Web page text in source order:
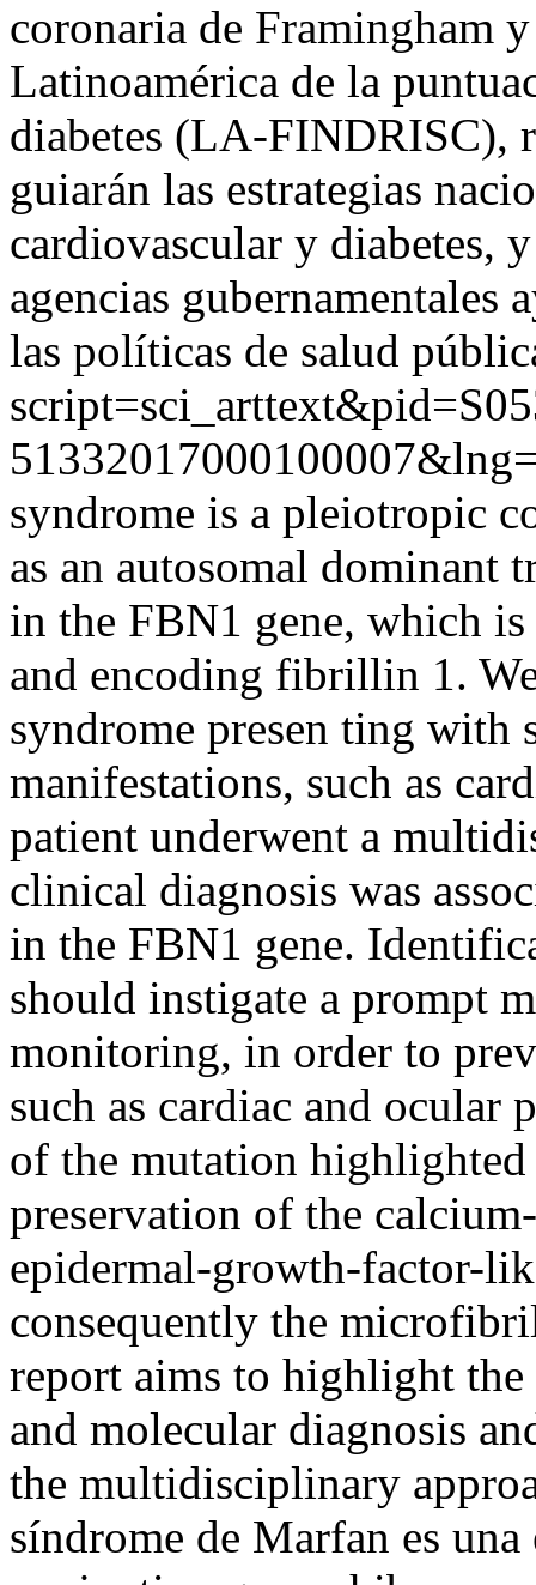
coronaria de Framingham
Latinoamérica de la
diabetes (LA-FINDRISC),
guiarán las estrategias
cardiovascular y diabetes,
agencias gubernamentales
las políticas de salud
syndrome is a pleiotropic
as an autosomal dominant
in the FBN1 gene, which
and encoding fibrillin 1.
syndrome presen ting with
manifestations, such as
patient underwent a
clinical diagnosis was
in the FBN1 gene.
should instigate a prompt
monitoring, in order to
such as cardiac and
of the mutation
preservation of the
epidermal-growth-factor-
consequently the
report aims to highlight
and molecular diagnosis
the multidisciplinary
síndrome de Marfan es